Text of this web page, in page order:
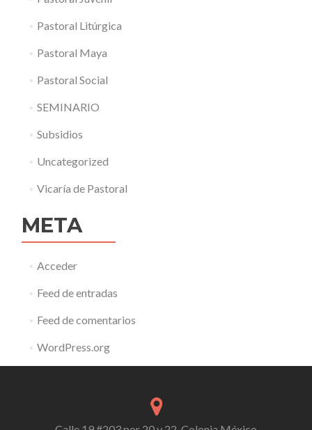
Pastoral Litúrgica
Pastoral Maya
Pastoral Social
SEMINARIO
Subsidios
Uncategorized
Vicaría de Pastoral
META
Acceder
Feed de entradas
Feed de comentarios
WordPress.org